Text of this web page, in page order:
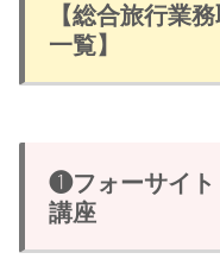
【総合旅行業
一覧】
❶フォーサイト
講座